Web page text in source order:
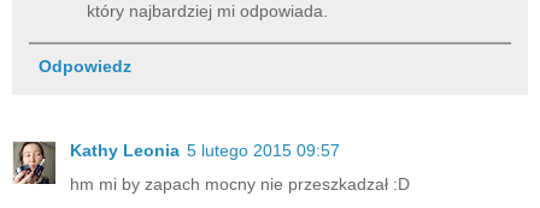
który najbardziej mi odpowiada.
Odpowiedz
Kathy Leonia 5 lutego 2015 09:57
hm mi by zapach mocny nie przeszkadzał :D